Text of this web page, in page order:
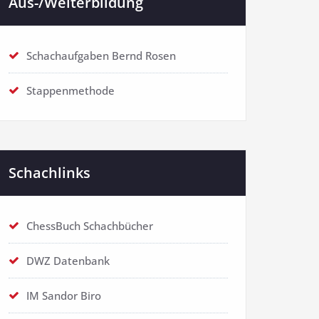
Schachaufgaben Bernd Rosen
Stappenmethode
Schachlinks
ChessBuch Schachbücher
DWZ Datenbank
IM Sandor Biro